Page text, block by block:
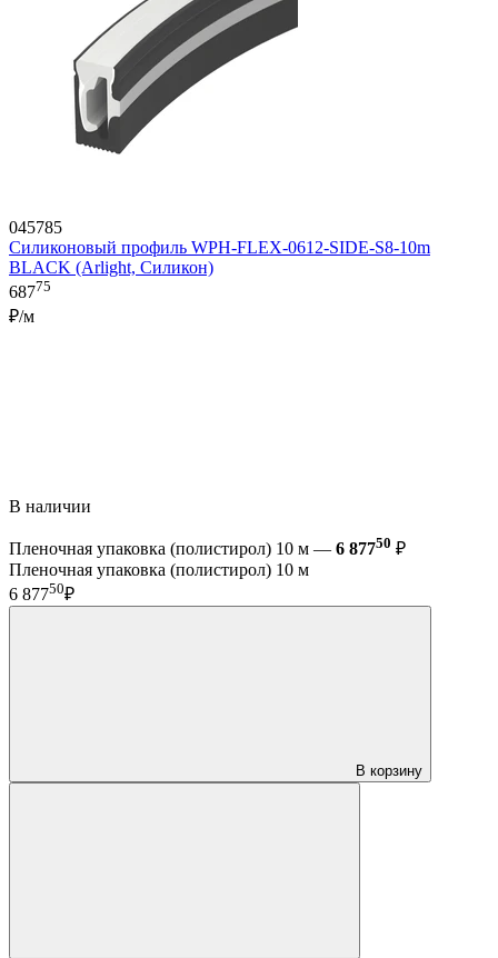
045785
Силиконовый профиль WPH-FLEX-0612-SIDE-S8-10m
BLACK (Arlight, Силикон)
68775
₽/м
В наличии
Пленочная упаковка (полистирол) 10 м — 6 87750 ₽
Пленочная упаковка (полистирол) 10 м
6 87750₽
В корзину